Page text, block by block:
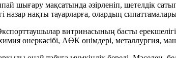
шығару мақсатында әзірленіп, шетелдік
назар нақты тауарларға, олардың
Экспорттаушылар витринасының басты
өнеркәсібі, АӨК өнімдері, металлургия,